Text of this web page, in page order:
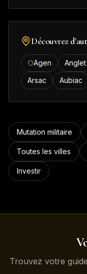
Découvrez
Agen Anglet
Arsac
Aubiac
Mutation militaire
Toutes les villes
Investir
Trouvez votre